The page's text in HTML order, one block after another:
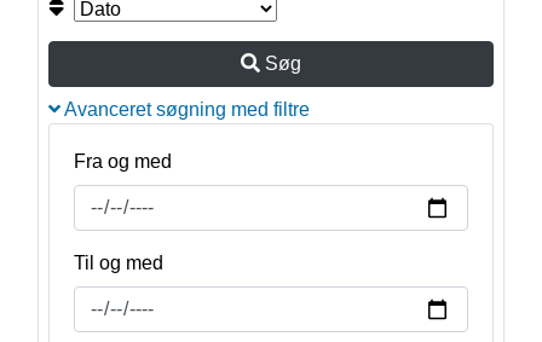
Søg
Avanceret søgning med filtre
Fra og med
Til og med